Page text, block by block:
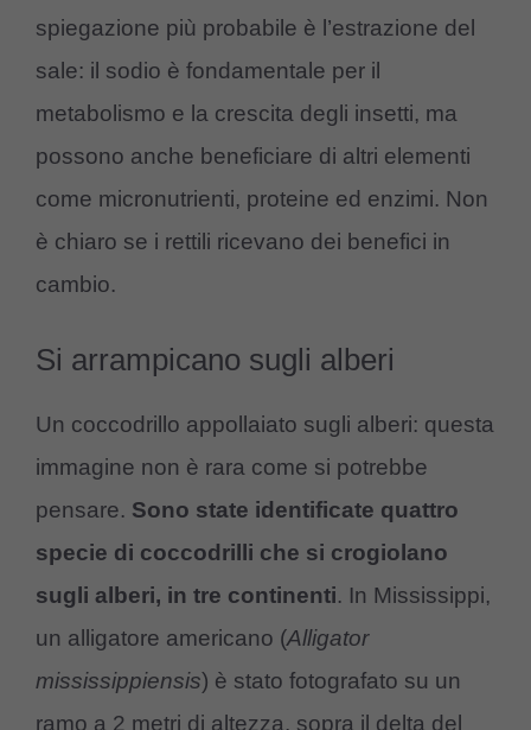
spiegazione più probabile è l’estrazione del
sale: il sodio è fondamentale per il
metabolismo e la crescita degli insetti, ma
possono anche beneficiare di altri elementi
come micronutrienti, proteine ​​ed enzimi. Non
è chiaro se i rettili ricevano dei benefici in
cambio.
Si arrampicano sugli alberi
Un coccodrillo appollaiato sugli alberi: questa
immagine non è rara come si potrebbe
pensare. Sono state identificate quattro
specie di coccodrilli che si crogiolano
sugli alberi, in tre continenti. In Mississippi,
un alligatore americano (Alligator
mississippiensis) è stato fotografato su un
ramo a 2 metri di altezza, sopra il delta del